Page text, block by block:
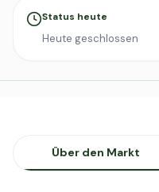
Status heute
Heute geschlossen
Über den Markt